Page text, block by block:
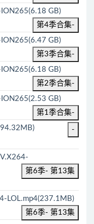
GB)
第4季合集-
GB)
第3季合集-
GB)
第2季合集-
GB)
第1季合集-
-
第6季- 第13集
LOL.mp4(237.1MB)
第6季- 第13集